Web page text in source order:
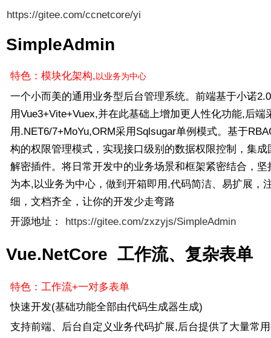
https://gitee.com/ccnetcore/yi
SimpleAdmin
特色：模块化架构,以业务为中心
一个小而美的通用业务型后台管理系统。前端基于小诺
用Vue3+Vite+Vuex,并在此基础上增加更人性化功能,后端
用.NET6/7+MoYu,ORM采用Sqlsugar单例模式。基于
构的权限管理模式，实现接口级别的数据权限控制，集成
解密插件。将日常开发中的业务场景和框架紧密结合，坚
为本,以业务为中心，做到开箱即用,代码简洁、易扩展，
细，文档齐全，让你的开发少走弯路
开源地址：
https://gitee.com/zxzyjs/SimpleAdmin
Vue.NetCore 工作流、复杂表单
特色：工作流+一对多表单
快速开发(基础功能全部由代码生成器生成)
支持前端、后台自定义业务代码扩展,后台提供了大量常